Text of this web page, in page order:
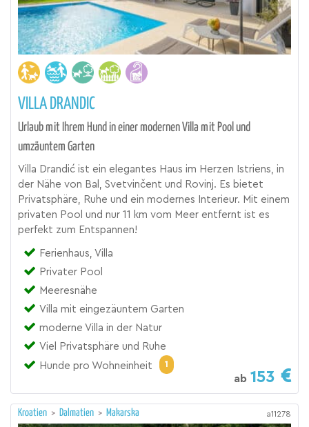
VILLA DRANDIC
Urlaub mit Ihrem Hund in einer modernen Villa mit Pool und
umzäuntem Garten
Villa Drandić ist ein elegantes Haus im Herzen Istriens, in
der Nähe von Bal, Svetvinčent und Rovinj. Es bietet
Privatsphäre, Ruhe und ein modernes Interieur. Mit einem
privaten Pool und nur 11 km vom Meer entfernt ist es
perfekt zum Entspannen!
Ferienhaus, Villa
Privater Pool
Meeresnähe
Villa mit eingezäuntem Garten
moderne Villa in der Natur
Viel Privatsphäre und Ruhe
Hunde pro Wohneinheit
1
ab 153
Kroatien > Dalmatien > Makarska a11278